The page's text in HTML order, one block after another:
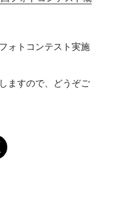
ォトコンテスト実施
ますので、どうぞご